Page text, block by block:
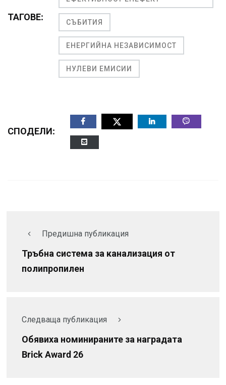
ТАГОВЕ: СЪБИТИЯ
ЕНЕРГИЙНА НЕЗАВИСИМОСТ
НУЛЕВИ ЕМИСИИ
СПОДЕЛИ:
Предишна публикация
Тръбна система за канализация от
полипропилен
Следваща публикация
Обявиха номинираните за наградата
Brick Award 26